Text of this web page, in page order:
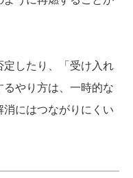
定したり、「受け入れ
やり方は、一時的な
にはつながりにくい